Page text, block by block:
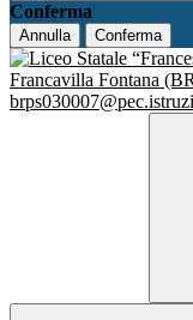
Conferma
Annulla Conferma
Francavilla Fontana